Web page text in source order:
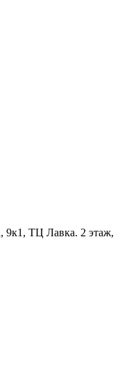
9к1, ТЦ Лавка. 2 этаж,